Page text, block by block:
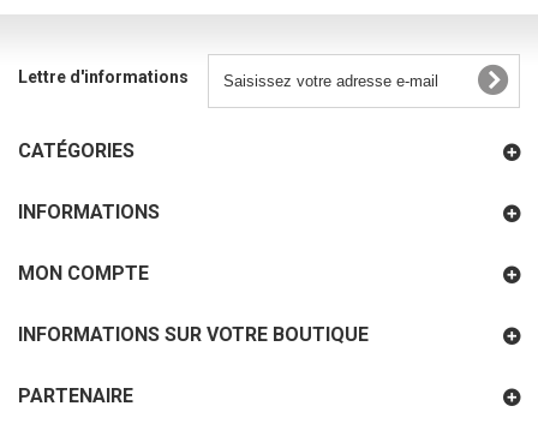
Lettre d'informations
CATÉGORIES
INFORMATIONS
MON COMPTE
INFORMATIONS SUR VOTRE BOUTIQUE
PARTENAIRE